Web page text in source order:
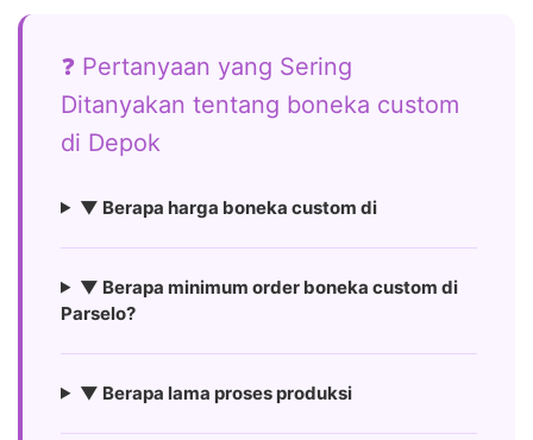
❓ Pertanyaan yang Sering
Ditanyakan tentang boneka custom
di Depok
▼ Berapa harga boneka custom di
▼ Berapa minimum order boneka custom di
Parselo?
▼ Berapa lama proses produksi